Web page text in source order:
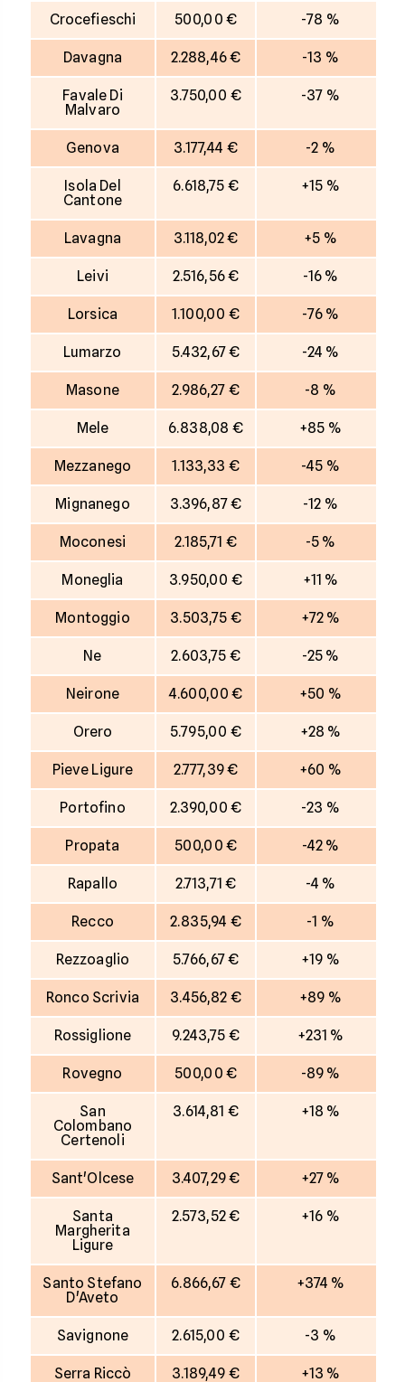
Crocefieschi 500,00 € -78 %
Davagna 2.288,46 € -13 %
Favale Di
Malvaro
3.750,00 € -37 %
Genova 3.177,44 € -2 %
Isola Del
Cantone
6.618,75 € +15 %
Lavagna 3.118,02 € +5 %
Leivi 2.516,56 € -16 %
Lorsica 1.100,00 € -76 %
Lumarzo 5.432,67 € -24 %
Masone 2.986,27 € -8 %
Mele 6.838,08 € +85 %
Mezzanego 1.133,33 € -45 %
Mignanego 3.396,87 € -12 %
Moconesi 2.185,71 € -5 %
Moneglia 3.950,00 € +11 %
Montoggio 3.503,75 € +72 %
Ne 2.603,75 € -25 %
Neirone 4.600,00 € +50 %
Orero 5.795,00 € +28 %
Pieve Ligure 2.777,39 € +60 %
Portofino 2.390,00 € -23 %
Propata 500,00 € -42 %
Rapallo 2.713,71 € -4 %
Recco 2.835,94 € -1 %
Rezzoaglio 5.766,67 € +19 %
Ronco Scrivia 3.456,82 € +89 %
Rossiglione 9.243,75 € +231 %
Rovegno 500,00 € -89 %
San
Colombano
Certenoli
3.614,81 € +18 %
Sant'Olcese 3.407,29 € +27 %
Santa
Margherita
Ligure
2.573,52 € +16 %
Santo Stefano
D'Aveto
6.866,67 € +374 %
Savignone 2.615,00 € -3 %
Serra Riccò 3.189,49 € +13 %